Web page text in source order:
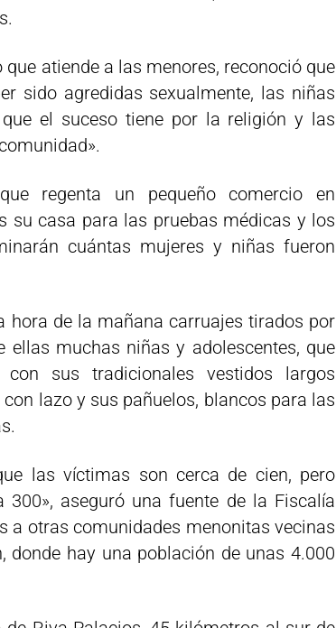
atiende a las menores, reconoció que
sido agredidas sexualmente, las niñas
el suceso tiene por la religión y las
regenta un pequeño comercio en
su casa para las pruebas médicas y los
cuántas mujeres y niñas fueron
hora de la mañana carruajes tirados por
ellas muchas niñas y adolescentes, que
sus tradicionales vestidos largos
lazo y sus pañuelos, blancos para las
las víctimas son cerca de cien, pero
aseguró una fuente de la Fiscalía
a otras comunidades menonitas vecinas
donde hay una población de unas 4.000